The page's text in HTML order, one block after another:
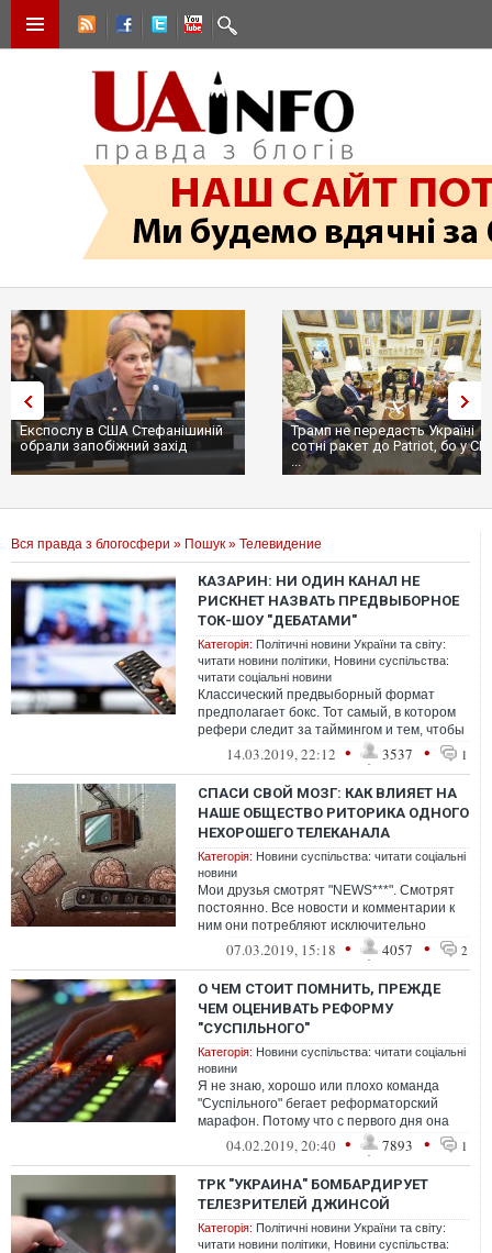
Експослу в США Стефанішиній
обрали запобіжний захід
Трамп не передасть Україні
сотні ракет до Patriot, бо у
...
Вся правда з блогосфери » Пошук » Телевидение
КАЗАРИН: НИ ОДИН КАНАЛ НЕ
РИСКНЕТ НАЗВАТЬ ПРЕДВЫБОРНОЕ
ТОК-ШОУ "ДЕБАТАМИ"
Категорія: Політичні новини України та світу:
читати новини політики Новини суспільства:
читати соціальні новини
Классический предвыборный формат
предполагает бокс. Тот самый, в котором
рефери следит за таймингом и тем, чтобы
бойцы не били ниже пояса. А зритель х...
14.03.2019, 22:12 • 3537 • 1
СПАСИ СВОЙ МОЗГ: КАК ВЛИЯЕТ НА
НАШЕ ОБЩЕСТВО РИТОРИКА ОДНОГО
НЕХОРОШЕГО ТЕЛЕКАНАЛА
Категорія: Новини суспільства: читати соціальні
новини
Мои друзья смотрят "NEWS***". Смотрят
постоянно. Все новости и комментарии к
ним они потребляют исключительно
посредством "NEWS***"
07.03.2019, 15:18 • 4057 • 2
О ЧЕМ СТОИТ ПОМНИТЬ, ПРЕЖДЕ
ЧЕМ ОЦЕНИВАТЬ РЕФОРМУ
"СУСПІЛЬНОГО"
Категорія: Новини суспільства: читати соціальні
новини
Я не знаю, хорошо или плохо команда
"Суспiльного" бегает реформаторский
марафон. Потому что с первого дня она
бежит с подрезанными сухожилиями и
04.02.2019, 20:40 • 7893 • 1
ТРК "УКРАИНА" БОМБАРДИРУЕТ
ТЕЛЕЗРИТЕЛЕЙ ДЖИНСОЙ
Категорія: Політичні новини України та світу:
читати новини політики Новини суспільства: